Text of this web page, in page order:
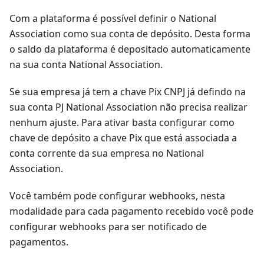
Com a plataforma é possível definir o National
Association como sua conta de depósito. Desta forma
o saldo da plataforma é depositado automaticamente
na sua conta National Association.
Se sua empresa já tem a chave Pix CNPJ já defindo na
sua conta PJ National Association não precisa realizar
nenhum ajuste. Para ativar basta configurar como
chave de depósito a chave Pix que está associada a
conta corrente da sua empresa no National
Association.
Você também pode configurar webhooks, nesta
modalidade para cada pagamento recebido você pode
configurar webhooks para ser notificado de
pagamentos.